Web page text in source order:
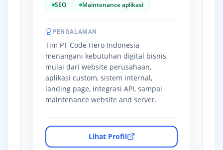
SEO
Maintenance aplikasi
PENGALAMAN
Tim PT Code Hero Indonesia
menangani kebutuhan digital bisnis,
mulai dari website perusahaan,
aplikasi custom, sistem internal,
landing page, integrasi API, sampai
maintenance website and server.
Lihat Profil